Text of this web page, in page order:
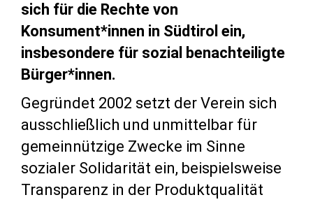
sich für die Rechte von
Konsument*innen in Südtirol ein,
insbesondere für sozial benachteiligte
Bürger*innen.
Gegründet 2002 setzt der Verein sich
ausschließlich und unmittelbar für
gemeinnützige Zwecke im Sinne
sozialer Solidarität ein, beispielsweise
Transparenz in der Produktqualität